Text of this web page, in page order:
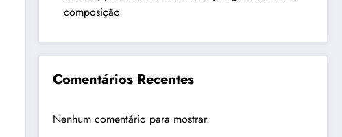
composição
Comentários Recentes
Nenhum comentário para mostrar.